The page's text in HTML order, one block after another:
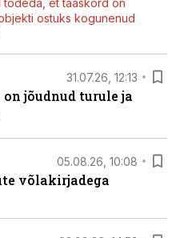
tõdeda, et taaskord on
ostuks kogunenud
31.07.26, 12:13
jõudnud turule ja
05.08.26, 10:08
võlakirjadega